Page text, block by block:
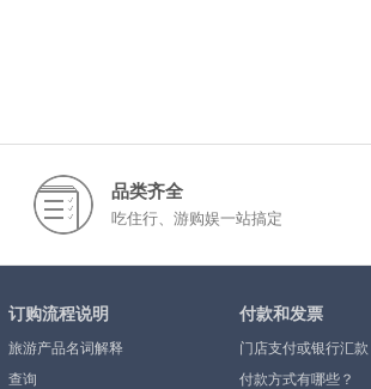
品类齐全
吃住行、游购娱一站搞定
订购流程说明
旅游产品名词解释
查询
付款和发票
门店支付或银行汇款
付款方式有哪些？